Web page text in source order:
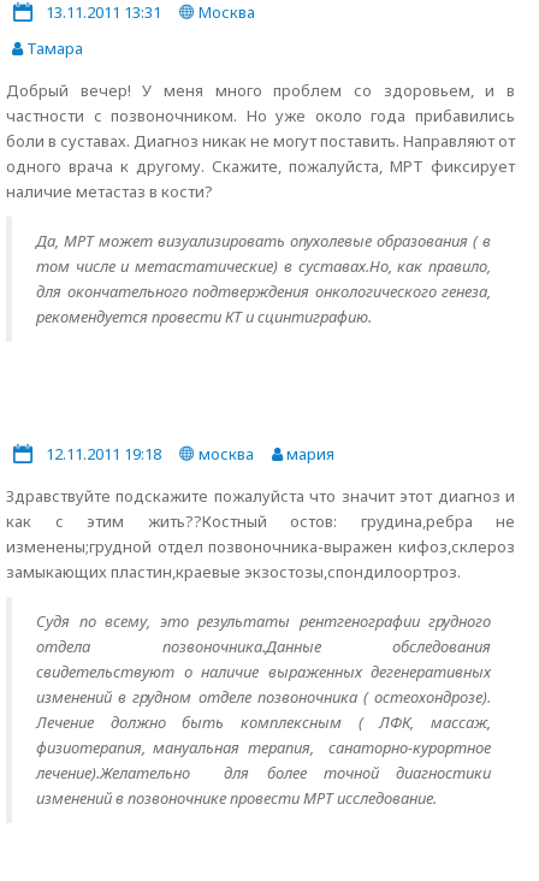
13.11.2011 13:31
Москва
Тамара
Добрый вечер! У меня много проблем со здоровьем, и в
частности с позвоночником. Но уже около года прибавились
боли в суставах. Диагноз никак не могут поставить. Направляют от
одного врача к другому. Скажите, пожалуйста, МРТ фиксирует
наличие метастаз в кости?
Да, МРТ может визуализировать опухолевые образования ( в
том числе и метастатические) в суставах.Но, как правило,
для окончательного подтверждения онкологического генеза,
рекомендуется провести КТ и сцинтиграфию.
12.11.2011 19:18 москва
мария
Здравствуйте подскажите пожалуйста что значит этот диагноз и
как с этим жить??Костный остов: грудина,ребра не
изменены;грудной отдел позвоночника-выражен кифоз,склероз
замыкающих пластин,краевые экзостозы,спондилоортроз.
Судя по всему, это результаты рентгенографии грудного
отдела позвоночника.Данные обследования
свидетельствуют о наличие выраженных дегенеративных
изменений в грудном отделе позвоночника ( остеохондрозе).
Лечение должно быть комплексным ( ЛФК, массаж,
физиотерапия, мануальная терапия, санаторно-курортное
лечение).Желательно для более точной диагностики
изменений в позвоночнике провести МРТ исследование.